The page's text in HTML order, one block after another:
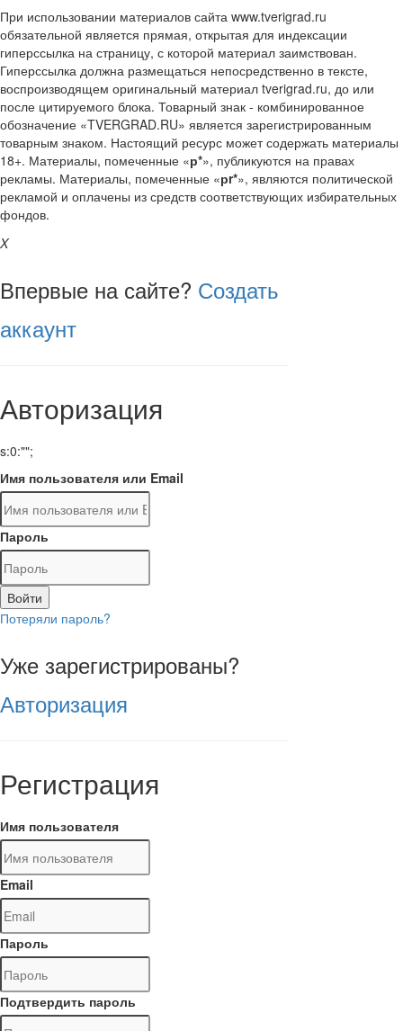
При использовании материалов сайта www.tverigrad.ru
обязательной является прямая, открытая для индексации
гиперссылка на страницу, с которой материал заимствован.
Гиперссылка должна размещаться непосредственно в тексте,
воспроизводящем оригинальный материал tverigrad.ru, до или
после цитируемого блока. Товарный знак - комбинированное
обозначение «TVERGRAD.RU» является зарегистрированным
товарным знаком. Настоящий ресурс может содержать материалы
18+. Материалы, помеченные «р*», публикуются на правах
рекламы. Материалы, помеченные «рr*», являются политической
рекламой и оплачены из средств соответствующих избирательных
фондов.
X
Впервые на сайте? Создать
аккаунт
Авторизация
s:0:"";
Имя пользователя или Email
Пароль
Войти
Потеряли пароль?
Уже зарегистрированы?
Авторизация
Регистрация
Имя пользователя
Email
Пароль
Подтвердить пароль